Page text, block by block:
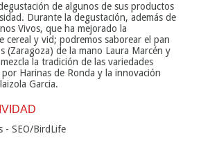
de algunos de sus productos
Durante la degustación, además de
Vivos, que ha mejorado la
cereal y vid; podremos saborear el pan
(Zaragoza) de la mano Laura Marcén y
la tradición de las variedades
Harinas de Ronda y la innovación
Garcia.
- SEO/BirdLife